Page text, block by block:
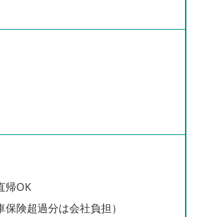
件につき
件につき
件につき
与が増えます
帰OK
保険超過分は会社負担）